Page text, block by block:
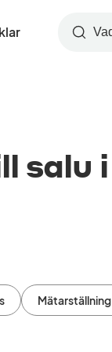
Sök
salu i
Mätarställning